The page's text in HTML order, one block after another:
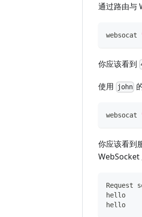
通过路由与
websocat
你应该看到
使用 john
websocat
你应该看到
WebSocket
Request
hello
hello